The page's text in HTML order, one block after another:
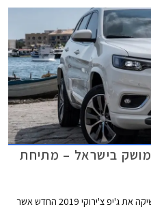
ג'יפ צ'ירוקי החדש 2019 מושק בישראל – מתיחת
קבוצת סמל"ת, יבואנית ג'יפ לישראל, משיקה את ג'יפ צ'ירוקי 2019 החדש אשר